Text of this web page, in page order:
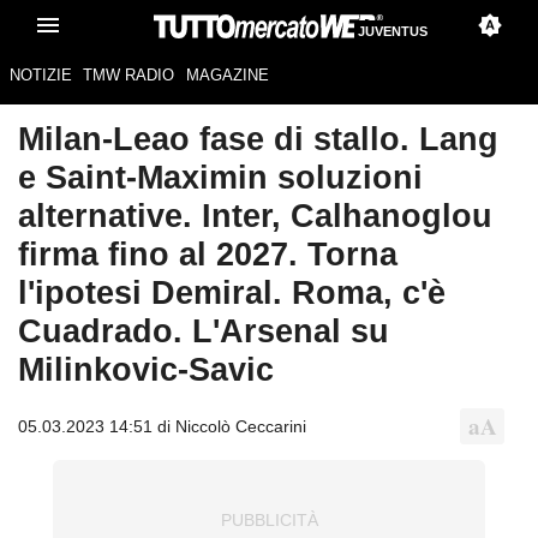
JUVENTUS
NOTIZIE TMW RADIO MAGAZINE
Milan-Leao fase di stallo. Lang
e Saint-Maximin soluzioni
alternative. Inter, Calhanoglou
firma fino al 2027. Torna
l'ipotesi Demiral. Roma, c'è
Cuadrado. L'Arsenal su
Milinkovic-Savic
05.03.2023 14:51 di Niccolò Ceccarini